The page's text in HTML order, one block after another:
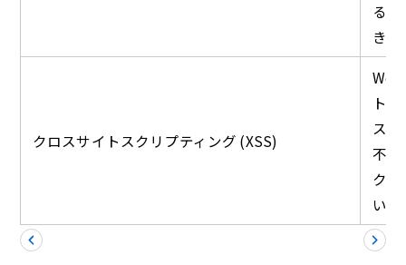
る
き
クロスサイトスクリプティング (XSS)
ト
ス
不
ク
い